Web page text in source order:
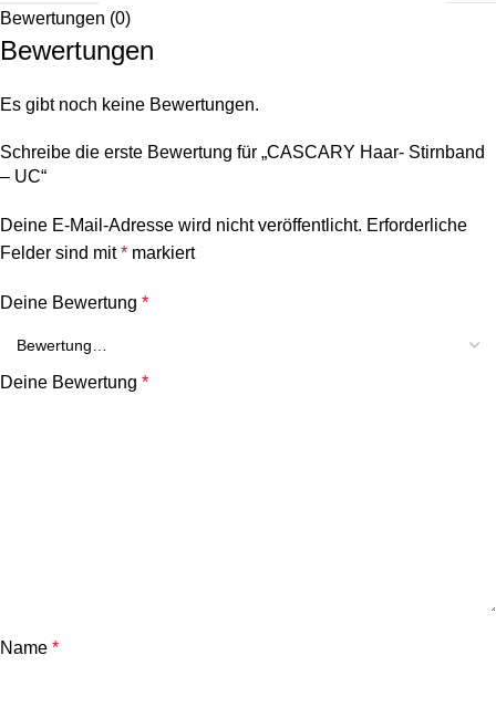
Bewertungen (0)
Bewertungen
Es gibt noch keine Bewertungen.
Schreibe die erste Bewertung für „CASCARY Haar- Stirnband
– UC“
Deine E-Mail-Adresse wird nicht veröffentlicht. Erforderliche
Felder sind mit* markiert
Deine Bewertung *
Deine Bewertung *
Name *